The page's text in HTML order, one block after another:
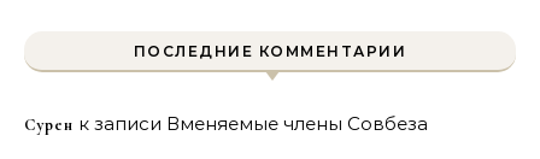
ПОСЛЕДНИЕ КОММЕНТАРИИ
Сурен к записи Вменяемые члены Совбеза